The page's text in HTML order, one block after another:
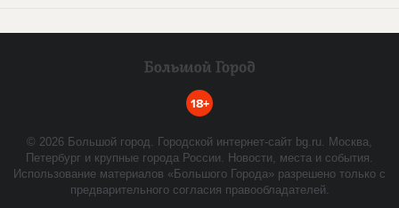
18+
© 2026 Большой город. Городской интернет-сайт bg.ru. Москва,
Петербург и крупные города России. Новости, места и события.
Использование материалов «Большого Города» разрешено только с
предварительного согласия правообладателей.